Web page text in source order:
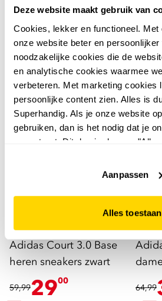
Deze website maakt gebruik van
Cookies, lekker en functioneel.
onze website beter en
noodzakelijke cookies die de
en analytische cookies waarmee
verbeteren. Met marketing cookies
persoonlijke content zien. Alles is
Superhandig. Als je onze website
gebruiken, dan is het nodig dat je
accepteert. Dit doe je door op
website niet optimaal functioneert.
Aanpassen
Alles toestaan
54,9929
22,99
sale
Adidas
Adidas Court 3.0 Base
heren sneakers zwart
59,992900
sale
64,99